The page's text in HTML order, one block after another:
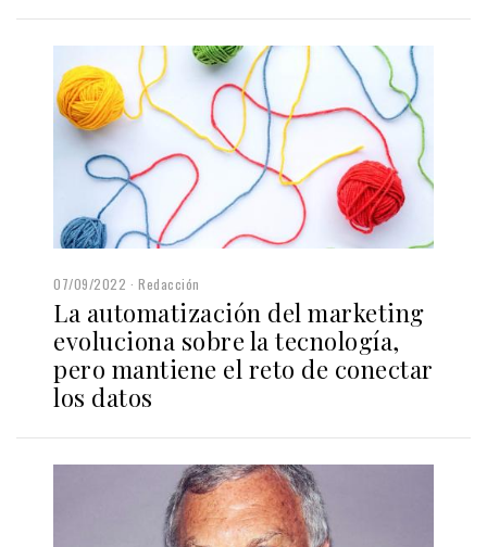
07/09/2022 Redacción
La automatización del marketing
evoluciona sobre la tecnología,
pero mantiene el reto de conectar
los datos